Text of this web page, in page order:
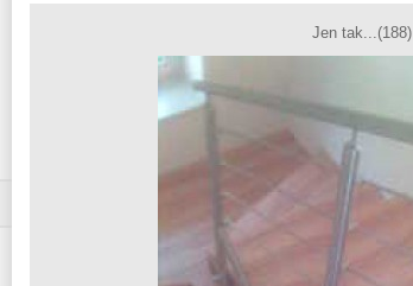
Jen tak...(188)